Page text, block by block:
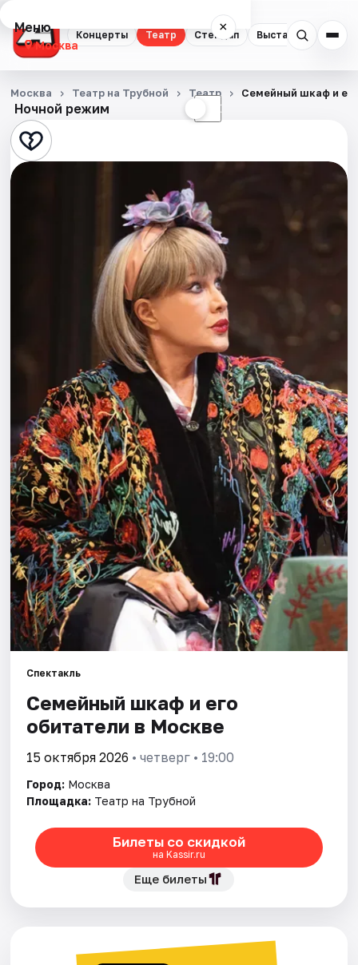
Концерты Театр Стендап Выставки
Меню ×
Москва
Концерты
Театр
Стендап
Города
Площадки
Артисты
Рейтинги
Ночной режим ☾
Москва Театр на Трубной Театр Семейный шкаф и
Спектакль
Семейный шкаф и его
обитатели в Москве
15 октября 2026 • четверг • 19:00
Город: Москва
Площадка: Театр на Трубной
Билеты со скидкой
на Kassir.ru
Еще билеты